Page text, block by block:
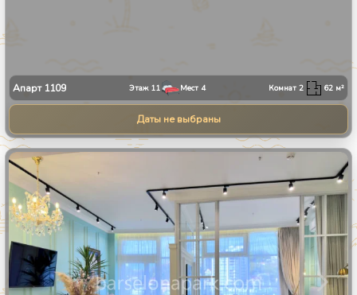
Апарт 1109 Этаж 11 Мест 4 Комнат2 62 м²
Даты не выбраны